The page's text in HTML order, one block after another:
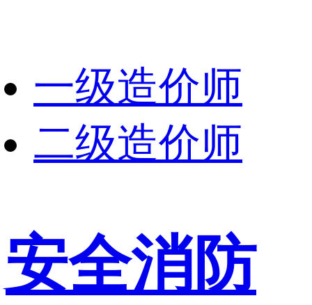
一级造价师
二级造价师
安全消防